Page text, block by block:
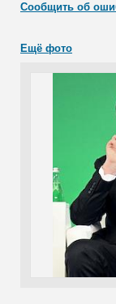
Сообщить об
Ещё фото